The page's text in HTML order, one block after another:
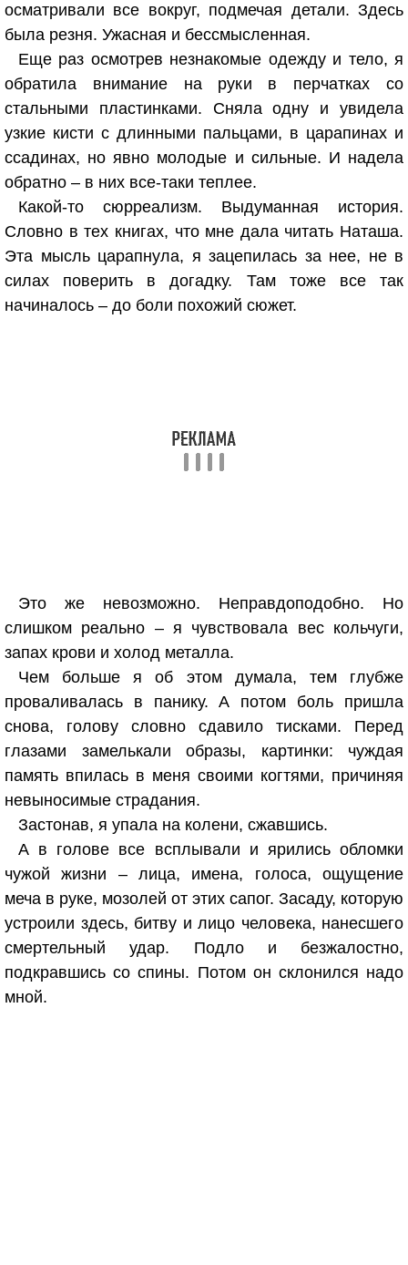
осматривали все вокруг, подмечая детали. Здесь
была резня. Ужасная и бессмысленная.
Еще раз осмотрев незнакомые одежду и тело, я
обратила внимание на руки в перчатках со
стальными пластинками. Сняла одну и увидела
узкие кисти с длинными пальцами, в царапинах и
ссадинах, но явно молодые и сильные. И надела
обратно – в них все-таки теплее.
Какой-то сюрреализм. Выдуманная история.
Словно в тех книгах, что мне дала читать Наташа.
Эта мысль царапнула, я зацепилась за нее, не в
силах поверить в догадку. Там тоже все так
начиналось – до боли похожий сюжет.
Это же невозможно. Неправдоподобно. Но
слишком реально – я чувствовала вес кольчуги,
запах крови и холод металла.
Чем больше я об этом думала, тем глубже
проваливалась в панику. А потом боль пришла
снова, голову словно сдавило тисками. Перед
глазами замелькали образы, картинки: чуждая
память впилась в меня своими когтями, причиняя
невыносимые страдания.
Застонав, я упала на колени, сжавшись.
А в голове все всплывали и ярились обломки
чужой жизни – лица, имена, голоса, ощущение
меча в руке, мозолей от этих сапог. Засаду, которую
устроили здесь, битву и лицо человека, нанесшего
смертельный удар. Подло и безжалостно,
подкравшись со спины. Потом он склонился надо
мной.